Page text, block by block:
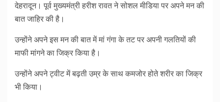
देहरादून। पूर्व मुख्यमंत्री हरीश रावत ने सोशल मीडिया पर अपने मन की
बात जाहिर की है।
उन्होंने अपने इस मन की बात में मां गंगा के तट पर अपनी गलतियों की
माफी मांगने का जिक्र किया है।
उन्होंने अपने ट्वीट में बढ़ती उम्र के साथ कमजोर होते शरीर का जिक्र
भी किया।